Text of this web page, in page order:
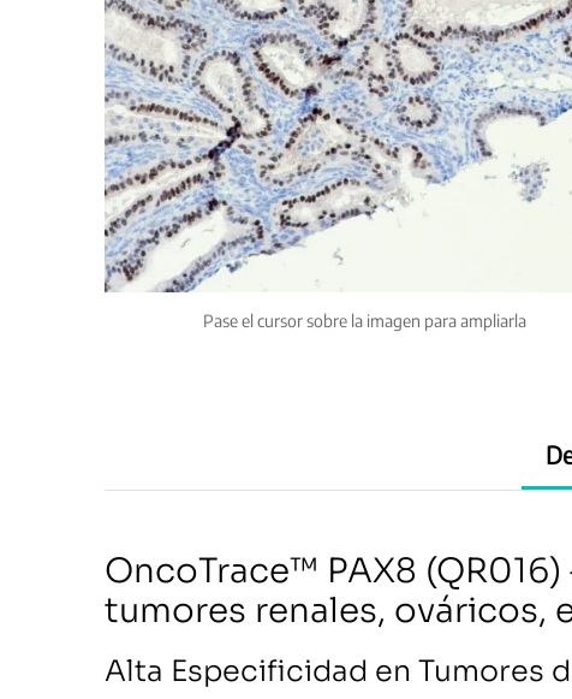
Pase el cursor sobre la imagen para ampliarla
OncoTrace™ PAX8
tumores renales, ováricos,
Alta Especificidad en Tumores